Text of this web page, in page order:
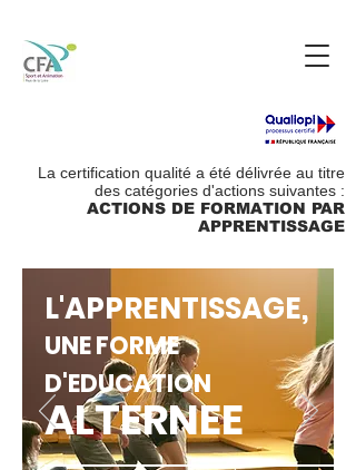
La certification qualité a été délivrée au titre
des catégories d'actions suivantes :
ACTIONS DE FORMATION PAR
APPRENTISSAGE
L'APPRENTISSAGE,
UNE FORME
D'EDUCATION
ALTERNEE